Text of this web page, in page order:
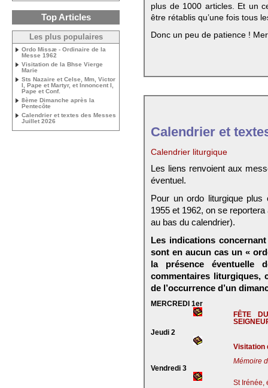
plus de 1000 articles. Et un
être rétablis qu’une fois tous
Donc un peu de patience !
Calendrier et
Calendrier liturgique
Les liens renvoient aux
éventuel.
Pour un ordo liturgique plus
1955 et 1962, on se
au bas du calendrier).
Les indications
sont en aucun cas un «
la présence éventuelle
commentaires liturgiques,
de l’occurrence d’un
MERCREDI 1er
FÊTE
Jeudi 2
Visitation
Mémoire
Vendredi 3
St Irénée,
Top Articles
Les plus populaires
Ordo Missæ - Ordinaire de la
Messe 1962
Visitation de la Bhse Vierge
Marie
Sts Nazaire et Celse, Mm, Victor
I, Pape et Martyr, et Innoncent I,
Pape et Conf.
8ème Dimanche après la
Pentecôte
Calendrier et textes des Messes
Juillet 2026